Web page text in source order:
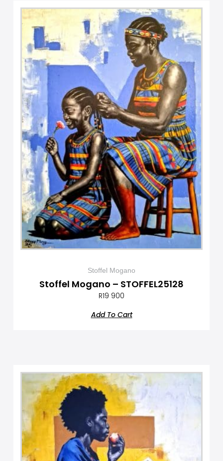
Stoffel Mogano
Stoffel Mogano – STOFFEL25128
R19 900
Add To Cart